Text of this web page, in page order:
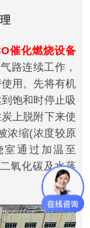
催化燃烧设备
路连续工作，
用。先将有机
饱和时停止吸
上脱附下来使
浓缩(浓度较原
通过加温至
氧化碳及水蒸